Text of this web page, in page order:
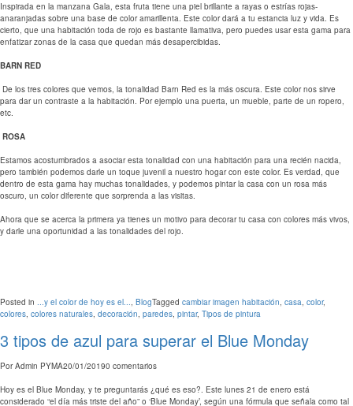
Inspirada en la manzana Gala, esta fruta tiene una piel brillante a rayas o estrías rojas-
anaranjadas sobre una base de color amarillenta. Este color dará a tu estancia luz y vida. Es
cierto, que una habitación toda de rojo es bastante llamativa, pero puedes usar esta gama para
enfatizar zonas de la casa que quedan más desapercibidas.
BARN RED
De los tres colores que vemos, la tonalidad Barn Red es la más oscura. Este color nos sirve
para dar un contraste a la habitación. Por ejemplo una puerta, un mueble, parte de un ropero,
etc.
ROSA
Estamos acostumbrados a asociar esta tonalidad con una habitación para una recién nacida,
pero también podemos darle un toque juvenil a nuestro hogar con este color. Es verdad, que
dentro de esta gama hay muchas tonalidades, y podemos pintar la casa con un rosa más
oscuro, un color diferente que sorprenda a las visitas.
Ahora que se acerca la primera ya tienes un motivo para decorar tu casa con colores más vivos,
y darle una oportunidad a las tonalidades del rojo.
Posted in ...y el color de hoy es el..., BlogTagged cambiar imagen habitación, casa, color,
colores, colores naturales, decoración, paredes, pintar, Tipos de pintura
3 tipos de azul para superar el Blue Monday
PorAdmin PYMA20/01/20190 comentarios
Hoy es el Blue Monday, y te preguntarás ¿qué es eso?. Este lunes 21 de enero está
considerado “el día más triste del año” o ‘Blue Monday’, según una fórmula que señala como tal